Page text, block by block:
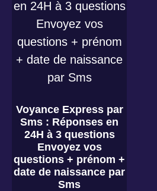
Voyance Express par
Sms : Réponses en
24H à 3 questions
Envoyez vos
questions + prénom +
date de naissance par
Sms